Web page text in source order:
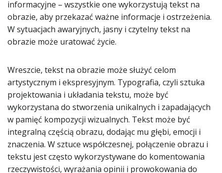
informacyjne – wszystkie one wykorzystują tekst na
obrazie, aby przekazać ważne informacje i ostrzeżenia.
W sytuacjach awaryjnych, jasny i czytelny tekst na
obrazie może uratować życie.
Wreszcie, tekst na obrazie może służyć celom
artystycznym i ekspresyjnym. Typografia, czyli sztuka
projektowania i układania tekstu, może być
wykorzystana do stworzenia unikalnych i zapadających
w pamięć kompozycji wizualnych. Tekst może być
integralną częścią obrazu, dodając mu głębi, emocji i
znaczenia. W sztuce współczesnej, połączenie obrazu i
tekstu jest często wykorzystywane do komentowania
rzeczywistości, wyrażania opinii i prowokowania do